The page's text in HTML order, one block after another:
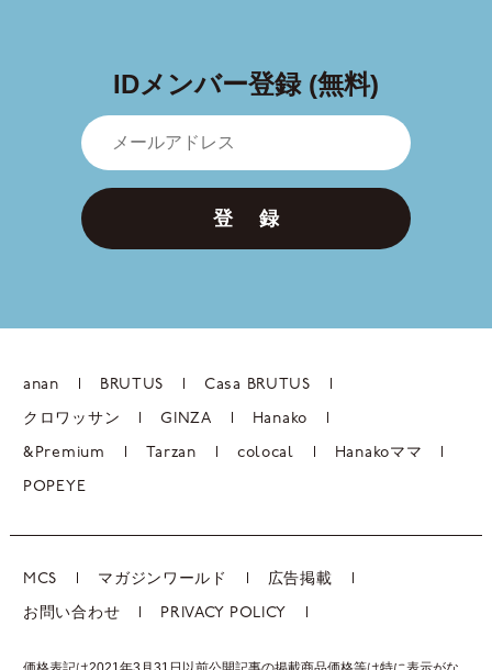
IDメンバー登録 (無料)
登 録
anan BRUTUS Casa BRUTUS
クロワッサン GINZA Hanako
&Premium Tarzan colocal Hanakoママ
POPEYE
MCS マガジンワールド 広告掲載
お問い合わせ PRIVACY POLICY